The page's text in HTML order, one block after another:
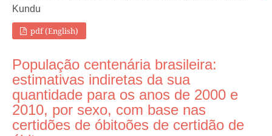
Kundu
pdf (English)
População centenária brasileira:
estimativas indiretas da sua
quantidade para os anos de 2000 e
2010, por sexo, com base nas
certidões de óbitoões de certidão de